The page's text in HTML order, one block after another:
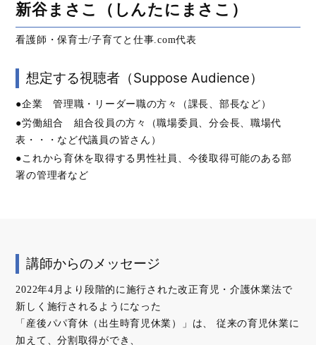
新谷まさこ（しんたにまさこ）
看護師・保育士/子育てと仕事.com代表
想定する視聴者（Suppose Audience）
●企業 管理職・リーダー職の方々（課長、部長など）
●労働組合 組合役員の方々（職場委員、分会長、職場代
表・・・など代議員の皆さん）
●これから育休を取得する男性社員、今後取得可能のある部
署の管理者など
講師からのメッセージ
2022年4月より段階的に施行された改正育児・介護休業法で
新しく施行されるようになった
「産後パパ育休（出生時育児休業）」は、 従来の育児休業に
加えて、分割取得ができ、